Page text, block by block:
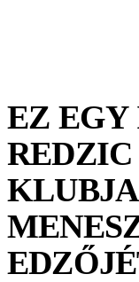
EZ EGY